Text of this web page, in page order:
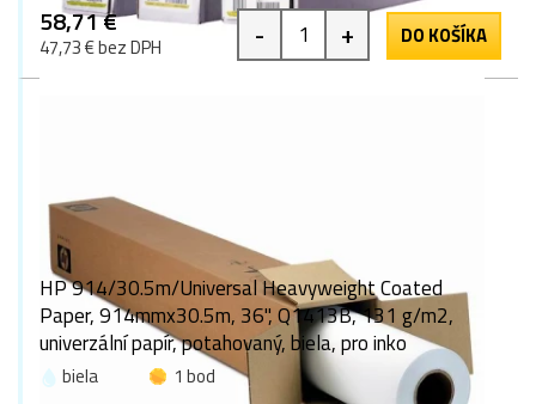
58,71 €
47,73 € bez DPH - + DO KOŠÍKA
HP 914/30.5m/Universal Heavyweight Coated
Paper, 914mmx30.5m, 36", Q1413B, 131 g/m2,
univerzální papír, potahovaný, biela, pro inko
biela
1 bod